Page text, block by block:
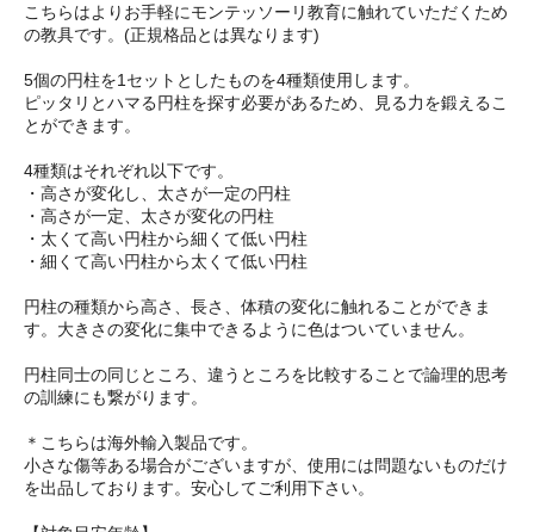
こちらはよりお手軽にモンテッソーリ教育に触れていただくため
の教具です。(正規格品とは異なります)
5個の円柱を1セットとしたものを4種類使用します。
ピッタリとハマる円柱を探す必要があるため、見る力を鍛えるこ
とができます。
4種類はそれぞれ以下です。
・高さが変化し、太さが一定の円柱
・高さが一定、太さが変化の円柱
・太くて高い円柱から細くて低い円柱
・細くて高い円柱から太くて低い円柱
円柱の種類から高さ、長さ、体積の変化に触れることができま
す。大きさの変化に集中できるように色はついていません。
円柱同士の同じところ、違うところを比較することで論理的思考
の訓練にも繋がります。
＊こちらは海外輸入製品です。
小さな傷等ある場合がございますが、使用には問題ないものだけ
を出品しております。安心してご利用下さい。